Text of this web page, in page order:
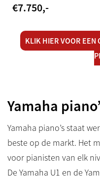
€7.750,-
KLIK HIER VOOR EEN
Yamaha
Yamaha piano’s staat
beste op de markt. Het
voor pianisten van elk
De Yamaha U1 en de